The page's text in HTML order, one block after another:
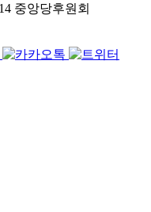
중앙당후원회